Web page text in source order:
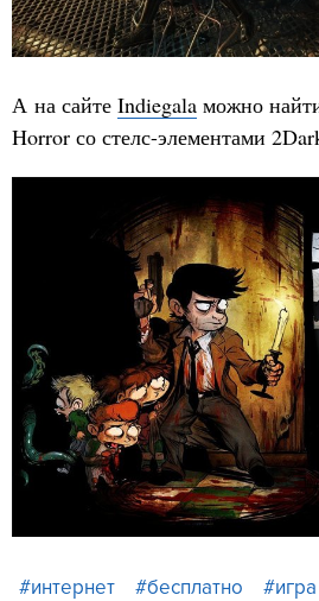
А на сайте Indiegala можно
Horror со стелс-элементами
#интернет #бесплатно #игра